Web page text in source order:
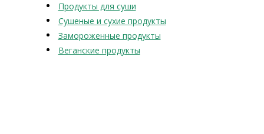
Продукты для суши
Сушеные и сухие продукты
Замороженные продукты
Веганские продукты